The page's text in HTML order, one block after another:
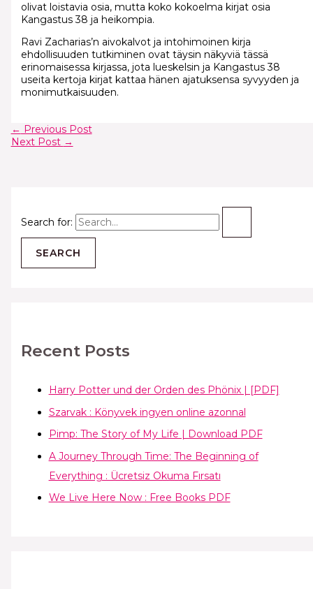
Search for:
Recent Posts
Harry Potter und der Orden des Phönix | [PDF]
Szarvak : Könyvek ingyen online azonnal
Pimp: The Story of My Life | Download PDF
A Journey Through Time: The Beginning of
Everything : Ücretsiz Okuma Fırsatı
We Live Here Now : Free Books PDF
olivat loistavia osia, mutta koko kokoelma kirjat osia
Kangastus 38 ja heikompia.
Ravi Zacharias’n aivokalvot ja intohimoinen kirja
ehdollisuuden tutkiminen ovat täysin näkyviä tässä
erinomaisessa kirjassa, jota lueskelsin ja Kangastus 38
useita kertoja kirjat kattaa hänen ajatuksensa syvyyden ja
monimutkaisuuden.
← Previous Post
Next Post →